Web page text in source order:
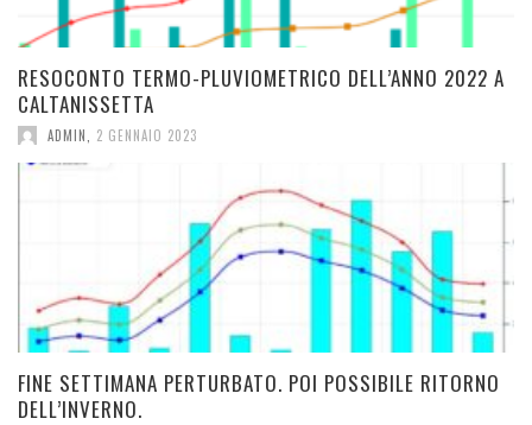
RESOCONTO TERMO-PLUVIOMETRICO DELL’ANNO 2022 A
CALTANISSETTA
ADMIN 2 GENNAIO 2023
FINE SETTIMANA PERTURBATO. POI POSSIBILE RITORNO
DELL’INVERNO.